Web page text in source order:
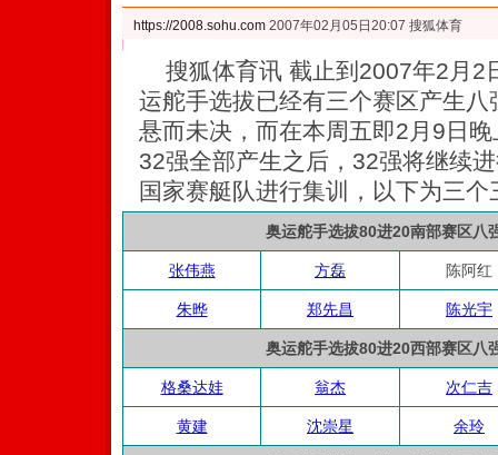
https://2008.sohu.com 2007年02月05日20:07 搜狐体育
搜狐体育讯 截止到2007年2月2
运舵手选拔已经有三个赛区产生
悬而未决，而在本周五即2月9日
32强全部产生之后，32强将继续
国家赛艇队进行集训，以下为三
奥运舵手选拔80进20南部赛区八
张伟燕 方磊 陈阿红
朱晔 郑先昌 陈光宇
奥运舵手选拔80进20西部赛区八
格桑达娃 翁杰 次仁吉
黄建 沈崇星 余玲